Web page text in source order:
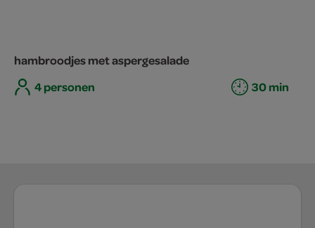
hambroodjes met aspergesalade
4 personen
30 min